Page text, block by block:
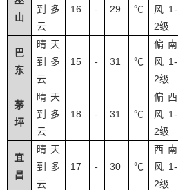
山
到多
云
16 - 29 ℃
风 1-
2级
巴
东
晴天
到多
云
15 - 31 ℃
偏南
风 1-
2级
茅
坪
晴天
到多
云
18 - 31 ℃
偏西
风 1-
2级
宜
昌
晴天
到多
云
17 - 30 ℃
西南
风 1-
2级